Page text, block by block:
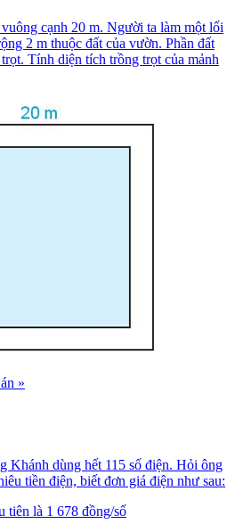
cạnh 20 m. Người ta làm một lối
2 m thuộc đất của vườn. Phần đất
Tính diện tích trồng trọt của mảnh
»
Khánh dùng hết 115 số điện. Hỏi ông
tiền điện, biết đơn giá điện như sau:
tiên là 1 678 đồng/số